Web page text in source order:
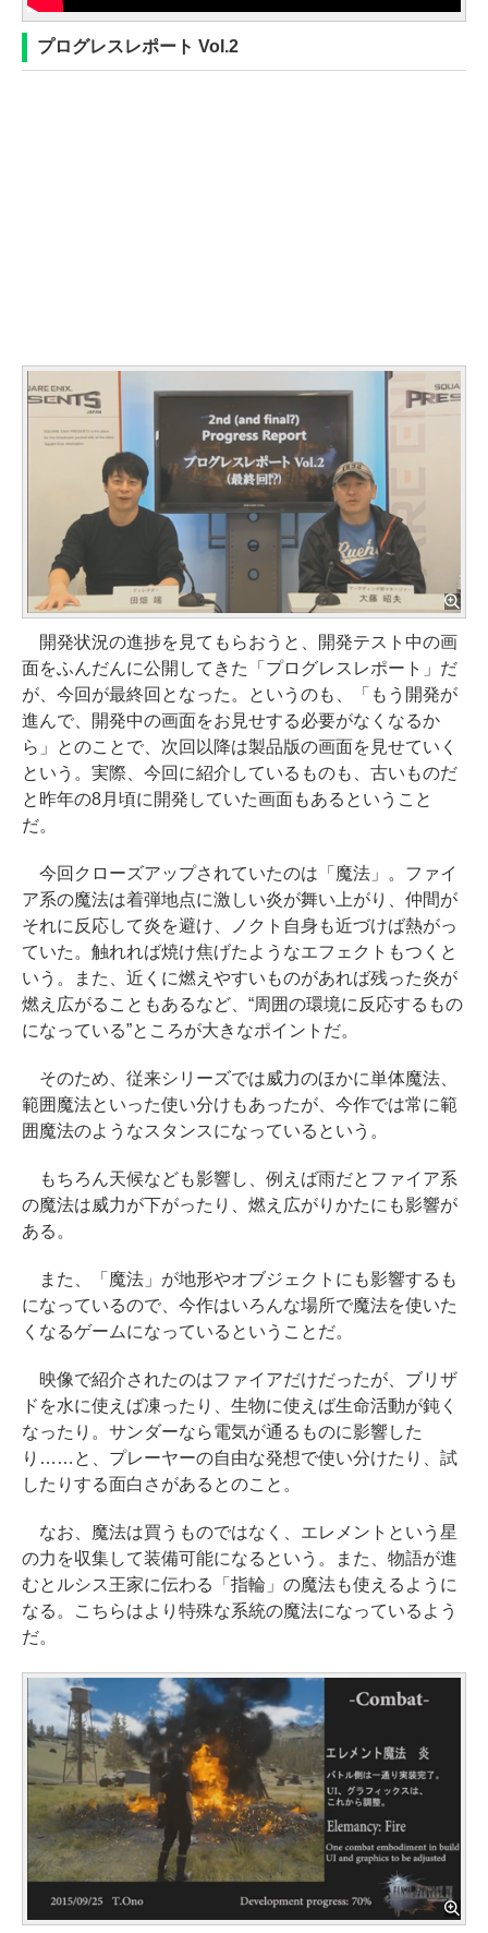
プログレスレポート Vol.2
開発状況の進捗を見てもらおうと、開発テスト中の画
面をふんだんに公開してきた「プログレスレポート」だ
が、今回が最終回となった。というのも、「もう開発が
進んで、開発中の画面をお見せする必要がなくなるか
ら」とのことで、次回以降は製品版の画面を見せていく
という。実際、今回に紹介しているものも、古いものだ
と昨年の8月頃に開発していた画面もあるということ
だ。
今回クローズアップされていたのは「魔法」。ファイ
ア系の魔法は着弾地点に激しい炎が舞い上がり、仲間が
それに反応して炎を避け、ノクト自身も近づけば熱がっ
ていた。触れれば焼け焦げたようなエフェクトもつくと
いう。また、近くに燃えやすいものがあれば残った炎が
燃え広がることもあるなど、“周囲の環境に反応するもの
になっている”ところが大きなポイントだ。
そのため、従来シリーズでは威力のほかに単体魔法、
範囲魔法といった使い分けもあったが、今作では常に範
囲魔法のようなスタンスになっているという。
もちろん天候なども影響し、例えば雨だとファイア系
の魔法は威力が下がったり、燃え広がりかたにも影響が
ある。
また、「魔法」が地形やオブジェクトにも影響するも
になっているので、今作はいろんな場所で魔法を使いた
くなるゲームになっているということだ。
映像で紹介されたのはファイアだけだったが、ブリザ
ドを水に使えば凍ったり、生物に使えば生命活動が鈍く
なったり。サンダーなら電気が通るものに影響した
り……と、プレーヤーの自由な発想で使い分けたり、試
したりする面白さがあるとのこと。
なお、魔法は買うものではなく、エレメントという星
の力を収集して装備可能になるという。また、物語が進
むとルシス王家に伝わる「指輪」の魔法も使えるように
なる。こちらはより特殊な系統の魔法になっているよう
だ。